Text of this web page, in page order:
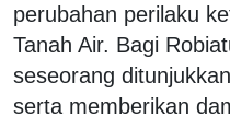
perubahan perilaku
Tanah Air. Bagi
seseorang
serta memberikan